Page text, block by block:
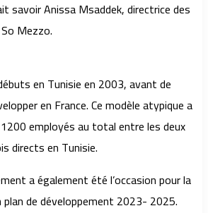
savoir Anissa Msaddek, directrice des
Mezzo.
en Tunisie en 2003, avant de
en France. Ce modèle atypique a
1200 employés au total entre les deux
directs en Tunisie.
a également été l’occasion pour la
de développement 2023- 2025.